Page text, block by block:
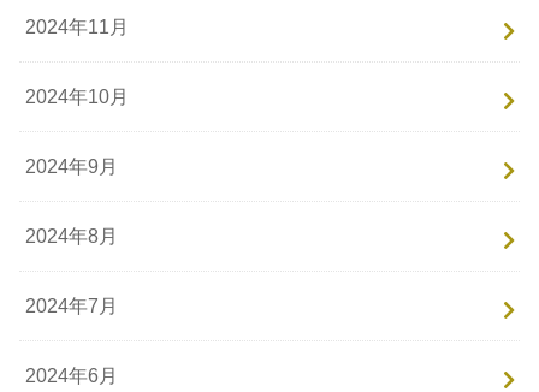
2024年11月
2024年10月
2024年9月
2024年8月
2024年7月
2024年6月